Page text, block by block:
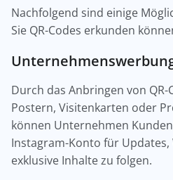
Nachfolgend sind einige
Sie QR-Codes erkunden
Durch das Anbringen von QR-
Postern, Visitenkarten oder
können Unternehmen
Instagram-Konto für
exklusive Inhalte zu folgen.